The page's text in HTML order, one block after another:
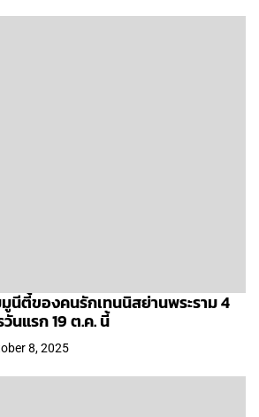
นีตี้ของคนรักเทนนิสย่านพระราม 4
นแรก 19 ต.ค. นี้
8, 2025